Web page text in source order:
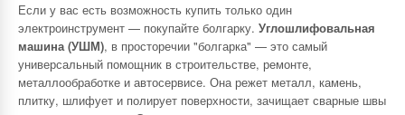
Если у вас есть возможность купить только один
электроинструмент — покупайте болгарку. Углошлифовальная
машина (УШМ), в просторечии "болгарка" — это самый
универсальный помощник в строительстве, ремонте,
металлообработке и автосервисе. Она режет металл, камень,
плитку, шлифует и полирует поверхности, зачищает сварные швы